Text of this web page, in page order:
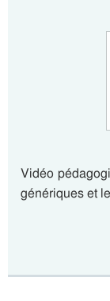
Vidéo
génériques et